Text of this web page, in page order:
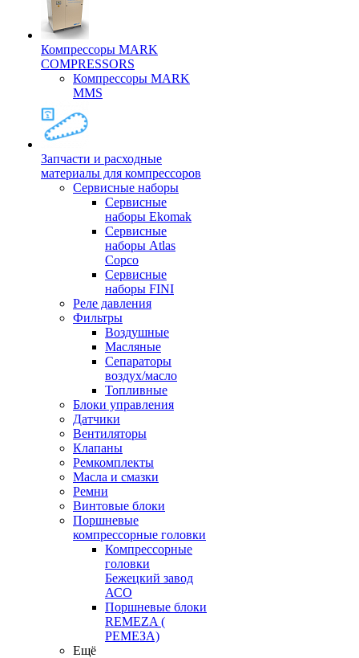
Компрессоры MARK
COMPRESSORS
Компрессоры MARK
MMS
Запчасти и расходные
материалы для компрессоров
Cервисные наборы
Сервисные
наборы Ekomak
Cервисные
наборы Atlas
Copco
Сервисные
наборы FINI
Реле давления
Фильтры
Воздушные
Масляные
Сепараторы
воздух/масло
Топливные
Блоки управления
Датчики
Вентиляторы
Клапаны
Ремкомплекты
Масла и смазки
Ремни
Винтовые блоки
Поршневые
компрессорные головки
Компрессорные
головки
Бежецкий завод
АСО
Поршневые блоки
REMEZA (
РЕМЕЗА)
Ещё